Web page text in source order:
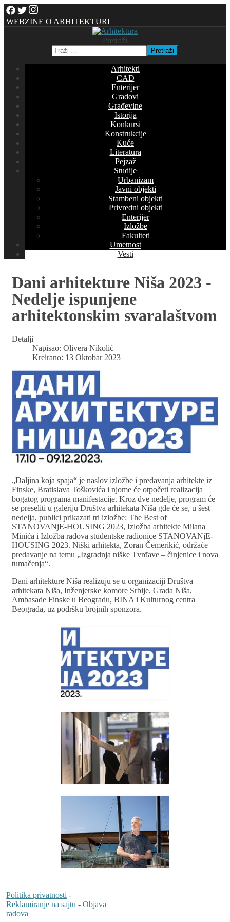
WEBZINE O ARHITEKTURI
Pretraži
Pretraži
Arhitekti
CAD
Enterijer
Gradovi
Građevine
Istorija
Konkursi
Konstrukcije
Kuće
Literatura
Pejzaž
Studije
Urbanizam
Javni objekti
Stambeni objekti
Privredni objekti
Enterijer
Izložbe
Fakulteti
Umetnost
Vesti
Dani arhitekture Niša 2023 -
Nedelje ispunjene
arhitektonskim svaralaštvom
Detalji
Napisao: Olivera Nikolić
Kreirano: 13 Oktobar 2023
„Daljina koja spaja“ je naslov izložbe i predavanja arhitekte iz
Finske, Bratislava Toškovića i njome će otpočeti realizacija
bogatog programa manifestacije. Kroz dve nedelje, program će
se preseliti u galeriju Društva arhitekata Niša gde će se, u šest
nedelja, publici prikazati tri izložbe: The Best of
STANOVANjE-HOUSING 2023, Izložba arhitekte Milana
Minića i Izložba radova studentske radionice STANOVANjE-
HOUSING 2023. Niški arhitekta, Zoran Čemerikić, održaće
predavanje na temu „Izgradnja niške Tvrđave – činjenice i nova
tumačenja“.
Dani arhitekture Niša realizuju se u organizaciji Društva
arhitekata Niša, Inženjerske komore Srbije, Grada Niša,
Ambasade Finske u Beogradu, BINA i Kulturnog centra
Beograda, uz podršku brojnih sponzora.
Politika privatnosti -
Reklamiranje na sajtu -Objava
radova